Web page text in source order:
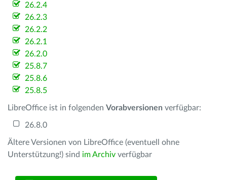
26.2.4
26.2.3
26.2.2
26.2.1
26.2.0
25.8.7
25.8.6
25.8.5
LibreOffice ist in folgenden Vorabversionen verfügbar:
26.8.0
Ältere Versionen von LibreOffice (eventuell ohne
Unterstützung!) sind im Archiv verfügbar